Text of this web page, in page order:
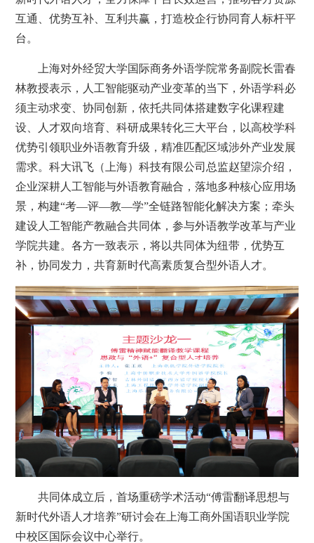
互通、优势互补、互利共赢，打造校企行协同育人标杆平
台。
上海对外经贸大学国际商务外语学院常务副院长雷春
林教授表示，人工智能驱动产业变革的当下，外语学科必
须主动求变、协同创新，依托共同体搭建数字化课程建
设、人才双向培育、科研成果转化三大平台，以高校学科
优势引领职业外语教育升级，精准匹配区域涉外产业发展
需求。科大讯飞（上海）科技有限公司总监赵望淙介绍，
企业深耕人工智能与外语教育融合，落地多种核心应用场
景，构建“考—评—教—学”全链路智能化解决方案；牵头
建设人工智能产教融合共同体，参与外语教学改革与产业
学院共建。各方一致表示，将以共同体为纽带，优势互
补，协同发力，共育新时代高素质复合型外语人才。
共同体成立后，首场重磅学术活动“傅雷翻译思想与
新时代外语人才培养”研讨会在上海工商外国语职业学院
中校区国际会议中心举行。